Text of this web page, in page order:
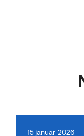
15 januari 2026